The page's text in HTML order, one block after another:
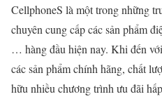
CellphoneS là một trong những
chuyên cung cấp các sản phẩm
… hàng đầu hiện nay. Khi đến
các sản phẩm chính hãng, chất
hữu nhiều chương trình ưu đãi